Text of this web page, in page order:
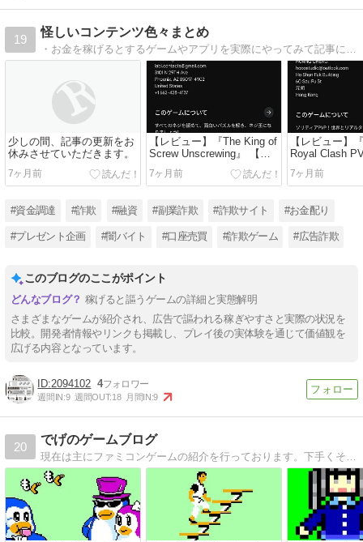
19
怪しいコンテンツ色々まとめ
・お金を稼げるとするゲームやアプリを実際にやってみて記事にする・口座売買や闇バイト等の犯罪行為へ誘導したり偽お金配りやプレゼント企画、副業詐欺等をしたりするSNSのアカウントをまとめる・詐欺等に騙されないために必要な知識等をまとめる
少しの間、記事の更新をお
休みさせていただきます。
7ヶ月前
【レビュー】『The King of
Screw Unscrewing』 【お
金を稼げるゲーム？】
7ヶ月前
【レビュー】
Royal Clash
を稼げるゲー
7ヶ月前
#資金調達 #詐欺 #融資 #副業詐欺 #詐欺サイト #お金配り
#プレゼント企画 #闇バイト #口座売買 #詐欺ゲーム #広告詐欺
このブログのここがポイント
稼げると謳うゲームの詳細と実態解明
さまざまなゲームが紹介され、広告で謳われる稼ぎやすさと実際の状況を
比較。開発者情報やリンクも掲載し、プレイ後の実体験を通じて価値観を
広げる内容となっています。
2094102 4
週間IN:9 週間OUT:18 月間IN:9
20
でげのゲームブログ
現在は主にファミコンゲームの紹介を行っております。下手くそですがドット絵を描いており、ゲームプレイ画像はすべて自作しています。